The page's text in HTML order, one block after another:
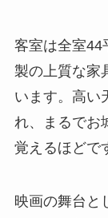
客室は全室44
製の上質な家
います。高い
れ、まるでお
覚えるほどで
映画の舞台と